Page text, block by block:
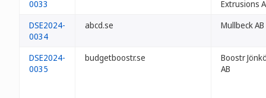
0033
Extrusions
DSE2024-
0034
abcd.se Mullbeck AB
DSE2024-
0035
budgetboostr.se
Boostr
AB